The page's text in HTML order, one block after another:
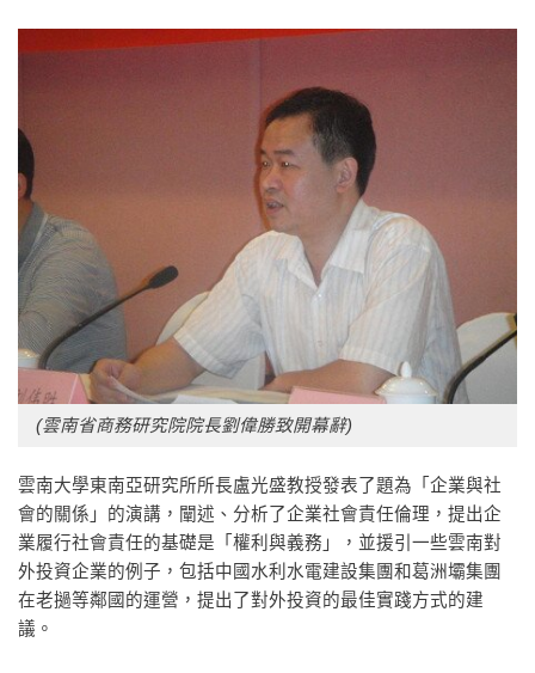
(雲南省商務研究院院長劉偉勝致開幕辭)
雲南大學東南亞研究所所長盧光盛教授發表了題為「企業與社
會的關係」的演講，闡述、分析了企業社會責任倫理，提出企
業履行社會責任的基礎是「權利與義務」，並援引一些雲南對
外投資企業的例子，包括中國水利水電建設集團和葛洲壩集團
在老撾等鄰國的運營，提出了對外投資的最佳實踐方式的建
議。